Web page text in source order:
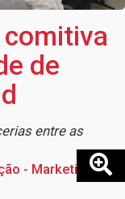
comitiva
de
entre as
- Marketing